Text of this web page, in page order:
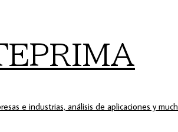
e industrias, análisis de aplicaciones y